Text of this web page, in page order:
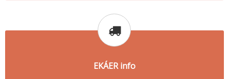
EKÁER info